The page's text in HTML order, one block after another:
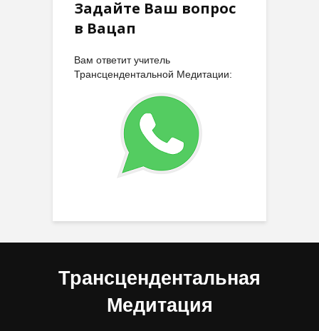
Задайте Ваш вопрос
в Вацап
Вам ответит учитель
Трансцендентальной Медитации:
Трансцендентальная
Медитация